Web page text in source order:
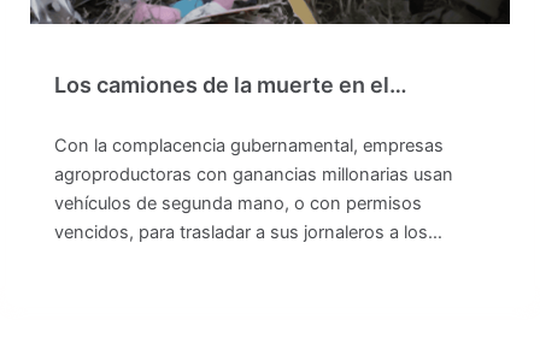
Los camiones de la muerte en el…
Con la complacencia gubernamental, empresas
agroproductoras con ganancias millonarias usan
vehículos de segunda mano, o con permisos
vencidos, para trasladar a sus jornaleros a los…